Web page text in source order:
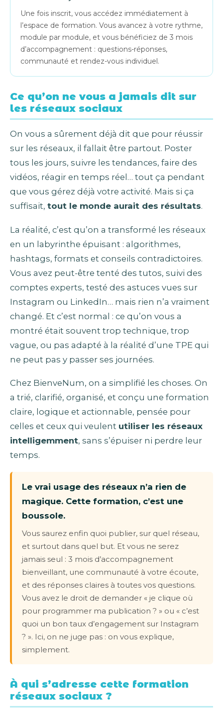
Une fois inscrit, vous accédez immédiatement à
l’espace de formation. Vous avancez à votre rythme,
module par module, et vous bénéficiez de 3 mois
d’accompagnement : questions-réponses,
communauté et rendez-vous individuel.
Ce qu’on ne vous a jamais dit sur
les réseaux sociaux
On vous a sûrement déjà dit que pour réussir
sur les réseaux, il fallait être partout. Poster
tous les jours, suivre les tendances, faire des
vidéos, réagir en temps réel… tout ça pendant
que vous gérez déjà votre activité. Mais si ça
suffisait, tout le monde aurait des résultats.
La réalité, c’est qu’on a transformé les réseaux
en un labyrinthe épuisant : algorithmes,
hashtags, formats et conseils contradictoires.
Vous avez peut-être tenté des tutos, suivi des
comptes experts, testé des astuces vues sur
Instagram ou LinkedIn… mais rien n’a vraiment
changé. Et c’est normal : ce qu’on vous a
montré était souvent trop technique, trop
vague, ou pas adapté à la réalité d’une TPE qui
ne peut pas y passer ses journées.
Chez BienveNum, on a simplifié les choses. On
a trié, clarifié, organisé, et conçu une formation
claire, logique et actionnable, pensée pour
celles et ceux qui veulent utiliser les réseaux
intelligemment, sans s’épuiser ni perdre leur
temps.
Le vrai usage des réseaux n’a rien de
magique. Cette formation, c’est une
boussole.
Vous saurez enfin quoi publier, sur quel réseau,
et surtout dans quel but. Et vous ne serez
jamais seul : 3 mois d’accompagnement
bienveillant, une communauté à votre écoute,
et des réponses claires à toutes vos questions.
Vous avez le droit de demander « je clique où
pour programmer ma publication ? » ou « c’est
quoi un bon taux d’engagement sur Instagram
? ». Ici, on ne juge pas : on vous explique,
simplement.
À qui s’adresse cette formation
réseaux sociaux ?